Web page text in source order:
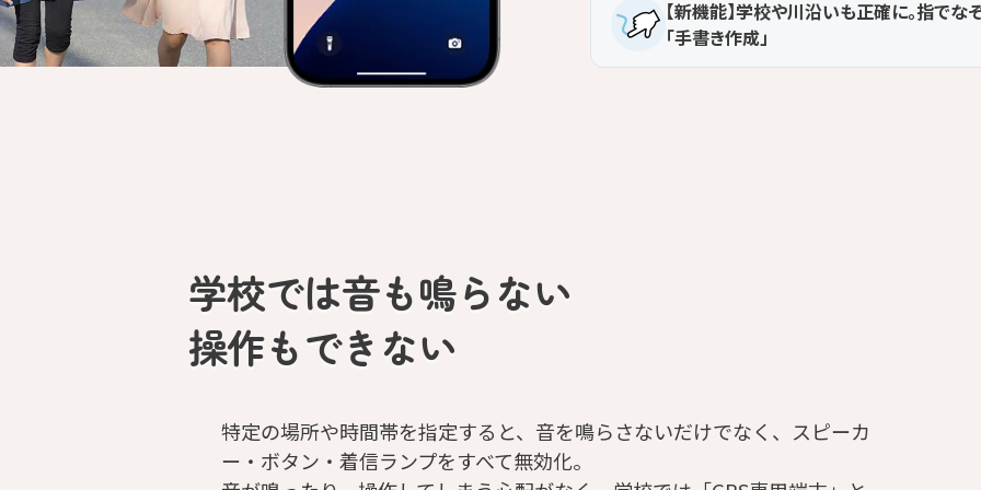
【新機能】学校や川沿いも正確に。指でな
「手書き作成」
学校では音も鳴らない
操作もできない
特定の場所や時間帯を指定すると、音を鳴らさないだけでなく、スピーカ
ー・ボタン・着信ランプをすべて無効化。